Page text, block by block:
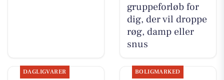
gruppeforløb for
dig, der vil droppe
røg, damp eller
snus
DAGLIGVARER BOLIGMARKED